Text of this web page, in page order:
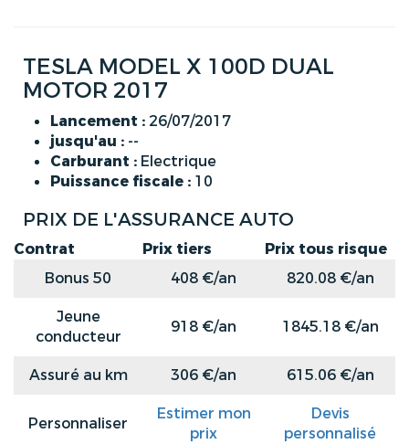
TESLA MODEL X 100D DUAL
MOTOR 2017
Lancement : 26/07/2017
jusqu'au : --
Carburant : Electrique
Puissance fiscale : 10
PRIX DE L'ASSURANCE AUTO
Contrat Prix tiers
Prix tous risque
Bonus 50
408 €/an
820.08 €/an
Jeune
conducteur
918 €/an 1845.18 €/an
Assuré au km 306 €/an 615.06 €/an
Personnaliser
Estimer mon
prix
Devis
personnalisé